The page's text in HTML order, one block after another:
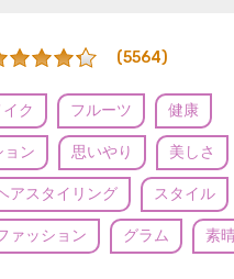
(5564)
イク フルーツ 健康
ョン 思いやり 美しさ
アスタイリング スタイル
ァッション グラム 素